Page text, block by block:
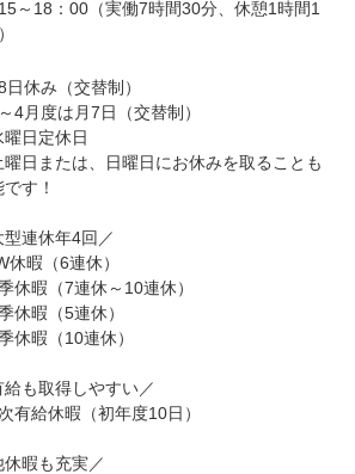
～18：00（実働7時間30分、休憩1時間1
日休み（交替制）
4月度は月7日（交替制）
日定休日
日または、日曜日にお休みを取ることも
す！
型連休年4回／
休暇（6連休）
休暇（7連休～10連休）
休暇（5連休）
休暇（10連休）
給も取得しやすい／
有給休暇（初年度10日）
休暇も充実／